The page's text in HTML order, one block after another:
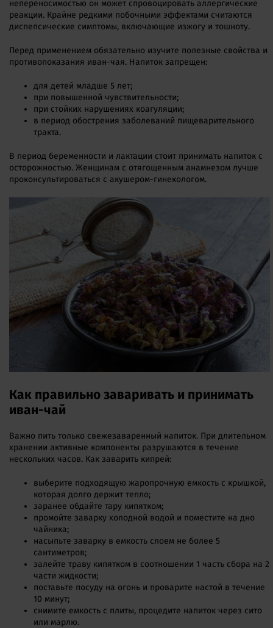
непереносимостью он может спровоцировать аллергические
реакции. Крайне редкими побочными эффектами считаются
диспепсические симптомы, включающие изжогу и тошноту.
Перед применением обязательно изучите полезные свойства и
противопоказания иван-чая. Напиток запрещен:
для детей младше 5 лет;
при повышенной чувствительности;
при стойких нарушениях коагуляции;
в период обострения заболеваний пищеварительного
тракта.
В период беременности и лактации стоит принимать напиток с
осторожностью. Женщинам с отягощенным анамнезом лучше
проконсультироваться с акушером-гинекологом.
Как правильно заваривать и принимать
иван-чай
Важно пить только свежезаваренный напиток. При длительном
хранении активные компоненты разрушаются в течение
нескольких часов. Как заварить кипрей:
выберите подходящую жаропрочную емкость с крышкой,
которая долго держит тепло;
заранее обдайте тару кипятком;
промойте заварку холодной водой и поместите на дно
чайника;
насыпьте заварку в емкость слоем не более 5
сантиметров;
залейте траву кипятком в соотношении 1 часть сбора на 2
части жидкости;
поставьте посуду на огонь и проварите настой в течение
10 минут;
снимите емкость с плиты, процедите напиток через сито
или марлю.